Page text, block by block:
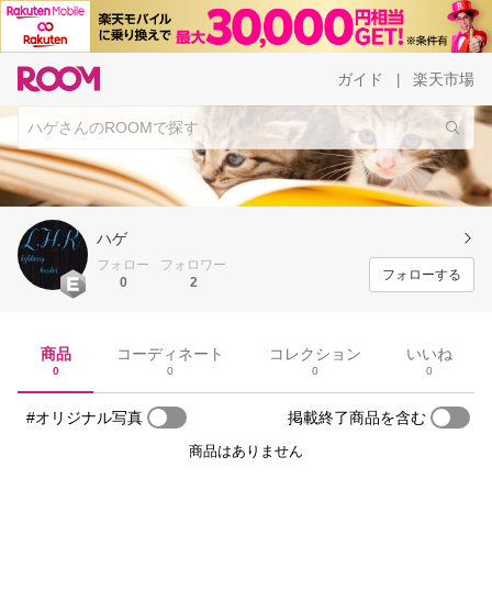
ガイド 楽天市場
ハゲ
フォロー
0
フォロワー
2
フォローする
商品
0
コーディネート
0
コレクション
0
いいね
0
#オリジナル写真 掲載終了商品を含む
商品はありません